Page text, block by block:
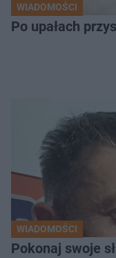
WIADOMOŚCI
Po upałach
WIADOMOŚCI
Pokonaj swoje